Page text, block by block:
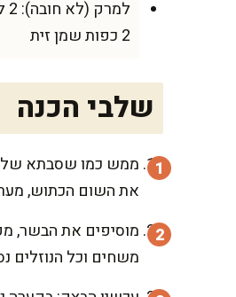
2 כפות שמן זית
שלבי הכנה
ממש כמו שסבתא שלי
את השום הכתוש,
מוסיפים את הבשר,
משחים וכל הנוזלים